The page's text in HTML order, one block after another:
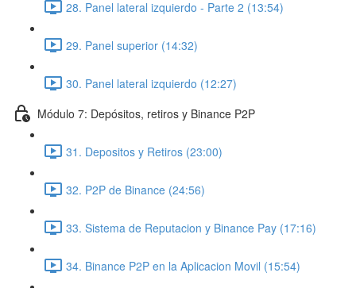
28. Panel lateral izquierdo - Parte 2 (13:54)
29. Panel superior (14:32)
30. Panel lateral izquierdo (12:27)
Módulo 7: Depósitos, retiros y Binance P2P
31. Depositos y Retiros (23:00)
32. P2P de Binance (24:56)
33. Sistema de Reputacion y Binance Pay (17:16)
34. Binance P2P en la Aplicacion Movil (15:54)